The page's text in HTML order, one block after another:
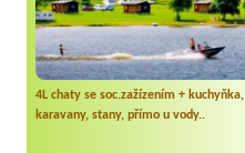
4L chaty se soc.zažízením + kuchyňka,
karavany, stany, přímo u vody..